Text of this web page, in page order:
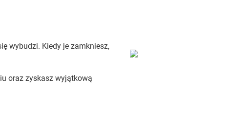
wybudzi. Kiedy je zamkniesz,
oraz zyskasz wyjątkową